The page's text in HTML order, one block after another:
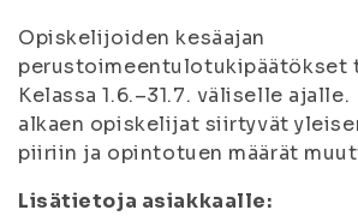
Opiskelijoiden kesäajan
perustoimeentulotukipäätökset
Kelassa 1.6.–31.7. väliselle
alkaen opiskelijat siirtyvät
piiriin ja opintotuen määrät
Lisätietoja asiakkaalle: